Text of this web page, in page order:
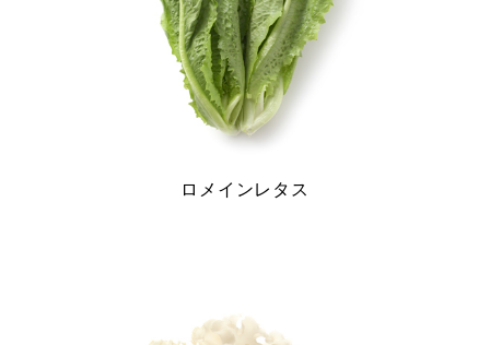
ロメインレタス